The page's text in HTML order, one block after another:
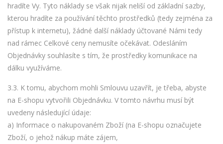
hradíte Vy. Tyto náklady se však nijak neliší od základní sazby,
kterou hradíte za používání těchto prostředků (tedy zejména za
přístup k internetu), žádné další náklady účtované Námi tedy
nad rámec Celkové ceny nemusíte očekávat. Odesláním
Objednávky souhlasíte s tím, že prostředky komunikace na
dálku využíváme.
3.3. K tomu, abychom mohli Smlouvu uzavřít, je třeba, abyste
na E-shopu vytvořili Objednávku. V tomto návrhu musí být
uvedeny následující údaje:
a) Informace o nakupovaném Zboží (na E-shopu označujete
Zboží, o jehož nákup máte zájem,